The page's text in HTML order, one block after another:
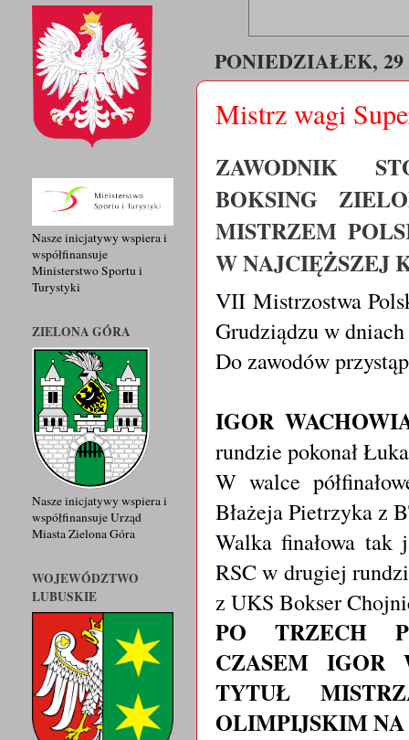
PONIEDZIAŁEK,
Mistrz wagi
ZAWODNIK
BOKSING
MISTRZEM
W NAJCIĘŻSZEJ
VII Mistrzostwa
Grudziądzu w
Do zawodów
IGOR
rundzie pokonał
W walce
Błażeja Pietrzyka z
Walka finałowa tak
RSC w drugiej
z UKS Bokser
PO TRZECH
CZASEM IGOR
TYTUŁ
OLIMPIJSKIM NA
Nasze inicjatywy wspiera i
współfinansuje
Ministerstwo Sportu i
Turystyki
ZIELONA GÓRA
Nasze inicjatywy wspiera i
współfinansuje Urząd
Miasta Zielona Góra
WOJEWÓDZTWO
LUBUSKIE